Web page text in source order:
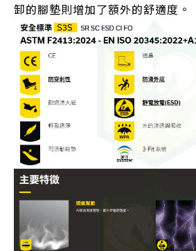
卸的腳墊則增加了額外的舒適度。